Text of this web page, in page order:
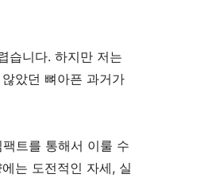
습니다. 하지만 저는
았던 뼈아픈 과거가
트를 통해서 이룰 수
는 도전적인 자세, 실